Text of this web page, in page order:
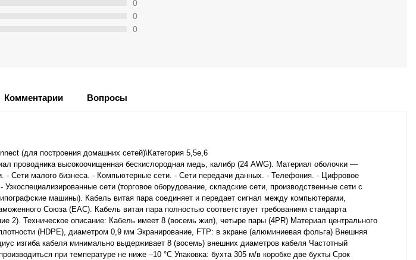
0
0
0
Комментарии Вопросы
построения домашних сетей)\Категория 5,5e,6
проводника высокоочищенная бескислородная медь, калибр (24 AWG). Материал оболочки —
Сети малого бизнеса. - Компьютерные сети. - Сети передачи данных. - Телефония. - Цифровое
сети (торговое оборудование, складские сети, производственные сети с
машины). Кабель витая пара соединяет и передает сигнал между компьютерами,
Союза (EAC). Кабель витая пара полностью соответствует требованиям стандарта
2). Техническое описание: Кабель имеет 8 (восемь жил), четыре пары (4PR) Материал центрального
(HDPE), диаметром 0,9 мм Экранирование, FTP: в экране (алюминиевая фольга) Внешняя
кабеля минимально выдерживает 8 (восемь) внешних диаметров кабеля Частотный
при температуре не ниже –10 °С Упаковка: бухта 305 м/в коробке две бухты Срок